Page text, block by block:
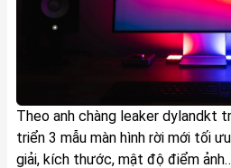
Theo anh chàng leaker dylandkt
triển 3 mẫu màn hình rời mới tối
giải, kích thước, mật độ điểm